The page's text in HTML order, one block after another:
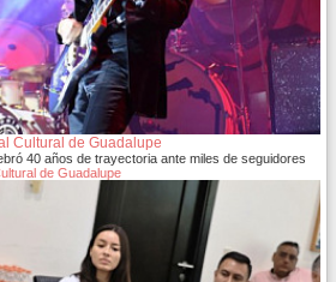
Cultural de Guadalupe
40 años de trayectoria ante miles de seguidores
de Guadalupe